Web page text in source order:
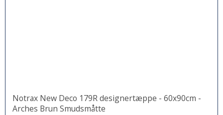
Notrax New Deco 179R designertæppe - 60x90cm -
Arches Brun Smudsmåtte